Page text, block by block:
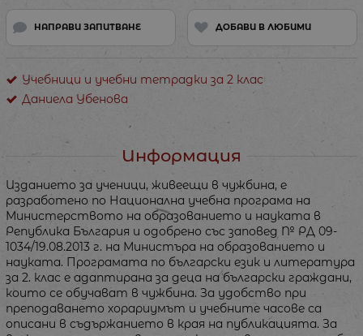
НАПРАВИ ЗАПИТВАНЕ ДОБАВИ В ЛЮБИМИ
Учебници и учебни тетрадки за 2 клас
Даниела Убенова
Информация
Изданието за ученици, живеещи в чужбина, е
разработено по Национална учебна програма на
Министерството на образованието и науката в
Република България и одобрено със заповед № РД 09-
1034/19.08.2013 г. на Министъра на образованието и
науката. Програмата по български език и литература
за 2. клас е адаптирана за деца на български граждани,
които се обучават в чужбина. За удобство при
преподаването хорариумът и учебните часове са
описани в съдържанието в края на публикацията. За